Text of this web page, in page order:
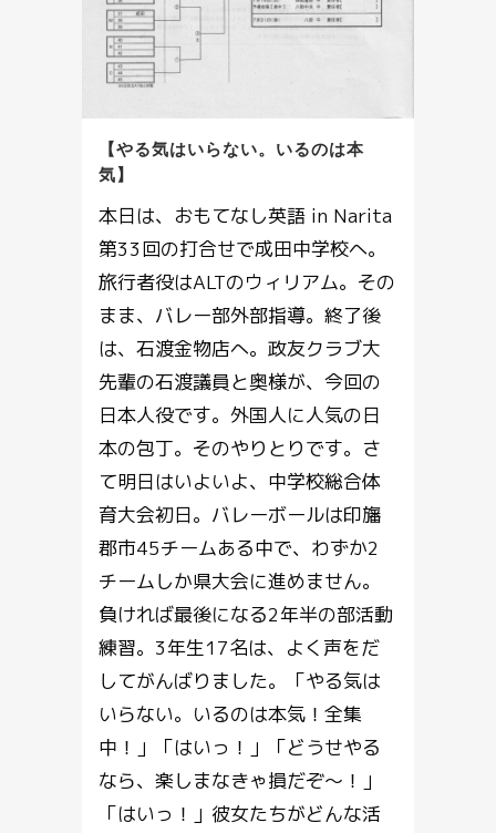
【やる気はいらない。いるのは本
気】
本日は、おもてなし英語 in Narita
第33回の打合せで成田中学校へ。
旅行者役はALTのウィリアム。その
まま、バレー部外部指導。終了後
は、石渡金物店へ。政友クラブ大
先輩の石渡議員と奥様が、今回の
日本人役です。外国人に人気の日
本の包丁。そのやりとりです。さ
て明日はいよいよ、中学校総合体
育大会初日。バレーボールは印旛
郡市45チームある中で、わずか2
チームしか県大会に進めません。
負ければ最後になる2年半の部活動
練習。3年生17名は、よく声をだ
してがんばりました。「やる気は
いらない。いるのは本気！全集
中！」「はいっ！」「どうせやる
なら、楽しまなきゃ損だぞ～！」
「はいっ！」彼女たちがどんな活